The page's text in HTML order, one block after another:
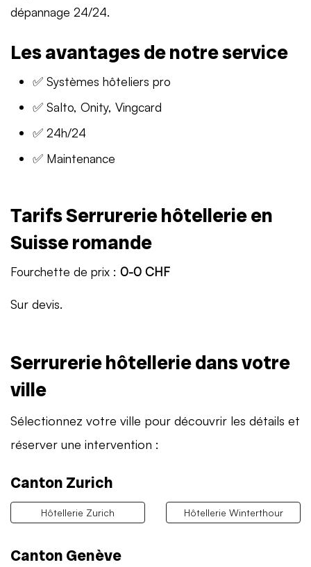
dépannage 24/24.
Les avantages de notre service
✅ Systèmes hôteliers pro
✅ Salto, Onity, Vingcard
✅ 24h/24
✅ Maintenance
Tarifs Serrurerie hôtellerie en
Suisse romande
Fourchette de prix : 0-0 CHF
Sur devis.
Serrurerie hôtellerie dans votre
ville
Sélectionnez votre ville pour découvrir les détails et
réserver une intervention :
Canton Zurich
Hôtellerie Zurich Hôtellerie Winterthour
Canton Genève